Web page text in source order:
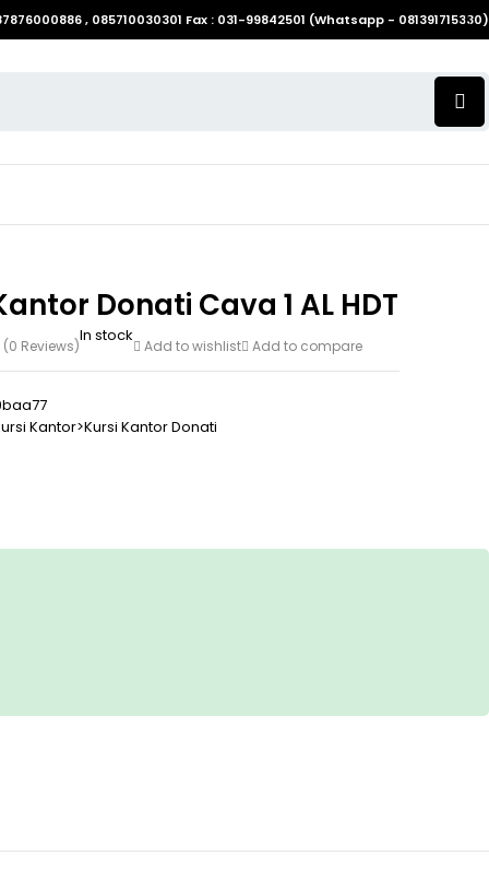
, 085710030301 Fax : 031-99842501 (Whatsapp - 081391715330)
Donati Cava 1 AL HDT
(0 Reviews)
In stock
Add to wishlist Add to compare
Kantor>Kursi Kantor Donati